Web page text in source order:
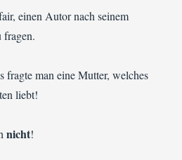
einen Autor nach seinem
fragen.
fragte man eine Mutter, welches
liebt!
nicht!